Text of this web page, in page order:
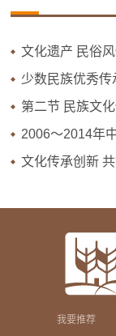
文化遗产 民俗
少数民族优秀传
第二节 民族文
2006～2014年
文化传承创新
我要推荐